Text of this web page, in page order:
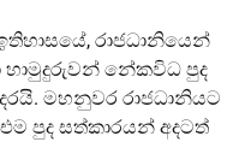
රාජධානියෙන්
හාමුදුරුවන් නේකවිධ පුද
මහනුවර රාජධානියට
පුද සත්කාරයන් අදටත්